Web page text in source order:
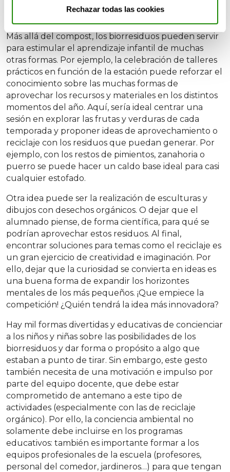
Rechazar todas las cookies
didácticas de los
bioresiduos
Más allá del compost, los biorresiduos pueden servir
para estimular el aprendizaje infantil de muchas
otras formas. Por ejemplo, la celebración de talleres
prácticos en función de la estación puede reforzar el
conocimiento sobre las muchas formas de
aprovechar los recursos y materiales en los distintos
momentos del año. Aquí, sería ideal centrar una
sesión en explorar las frutas y verduras de cada
temporada y proponer ideas de aprovechamiento o
reciclaje con los residuos que puedan generar. Por
ejemplo, con los restos de pimientos, zanahoria o
puerro se puede hacer un caldo base ideal para casi
cualquier estofado.
Otra idea puede ser la realización de esculturas y
dibujos con desechos orgánicos. O dejar que el
alumnado piense, de forma científica, para qué se
podrían aprovechar estos residuos. Al final,
encontrar soluciones para temas como el reciclaje es
un gran ejercicio de creatividad e imaginación. Por
ello, dejar que la curiosidad se convierta en ideas es
una buena forma de expandir los horizontes
mentales de los más pequeños. ¡Que empiece la
competición! ¿Quién tendrá la idea más innovadora?
Hay mil formas divertidas y educativas de concienciar
a los niños y niñas sobre las posibilidades de los
biorresiduos y dar forma o propósito a algo que
estaban a punto de tirar. Sin embargo, este gesto
también necesita de una motivación e impulso por
parte del equipo docente, que debe estar
comprometido de antemano a este tipo de
actividades (especialmente con las de reciclaje
orgánico). Por ello, la conciencia ambiental no
solamente debe incluirse en los programas
educativos: también es importante formar a los
equipos profesionales de la escuela (profesores,
personal del comedor, jardineros…) para que tengan